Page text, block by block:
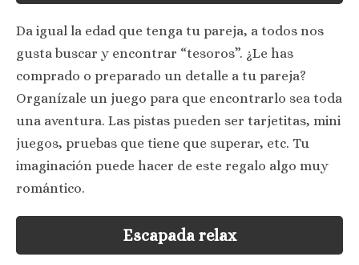
Da igual la edad que tenga tu pareja, a todos nos
gusta buscar y encontrar “tesoros”. ¿Le has
comprado o preparado un detalle a tu pareja?
Organízale un juego para que encontrarlo sea toda
una aventura. Las pistas pueden ser tarjetitas, mini
juegos, pruebas que tiene que superar, etc. Tu
imaginación puede hacer de este regalo algo muy
romántico.
Escapada relax